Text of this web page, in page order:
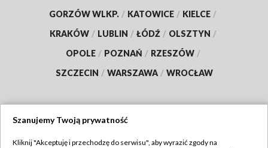
GORZÓW WLKP. / KATOWICE / KIELCE /
KRAKÓW / LUBLIN / ŁÓDŹ / OLSZTYN /
OPOLE / POZNAŃ / RZESZÓW /
SZCZECIN / WARSZAWA / WROCŁAW
Szanujemy Twoją prywatność
Kliknij "Akceptuję i przechodzę do serwisu", aby wyrazić zgody na